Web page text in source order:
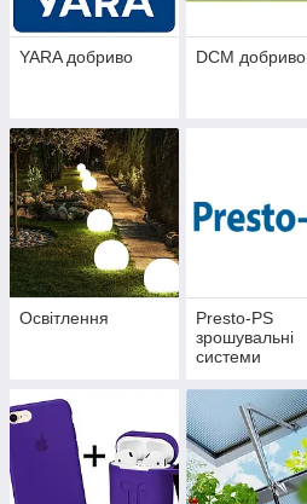
YARA добриво DCM добриво
Освітлення
Presto-PS
зрошувальні
системи